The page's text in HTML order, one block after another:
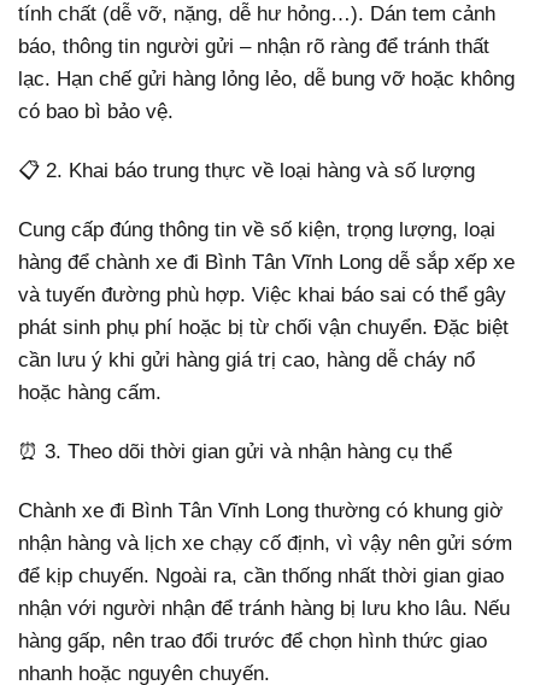
tính chất (dễ vỡ, nặng, dễ hư hỏng…). Dán tem cảnh
báo, thông tin người gửi – nhận rõ ràng để tránh thất
lạc. Hạn chế gửi hàng lỏng lẻo, dễ bung vỡ hoặc không
có bao bì bảo vệ.
📋 2. Khai báo trung thực về loại hàng và số lượng
Cung cấp đúng thông tin về số kiện, trọng lượng, loại
hàng để chành xe đi Bình Tân Vĩnh Long dễ sắp xếp xe
và tuyến đường phù hợp. Việc khai báo sai có thể gây
phát sinh phụ phí hoặc bị từ chối vận chuyển. Đặc biệt
cần lưu ý khi gửi hàng giá trị cao, hàng dễ cháy nổ
hoặc hàng cấm.
⏰ 3. Theo dõi thời gian gửi và nhận hàng cụ thể
Chành xe đi Bình Tân Vĩnh Long thường có khung giờ
nhận hàng và lịch xe chạy cố định, vì vậy nên gửi sớm
để kịp chuyến. Ngoài ra, cần thống nhất thời gian giao
nhận với người nhận để tránh hàng bị lưu kho lâu. Nếu
hàng gấp, nên trao đổi trước để chọn hình thức giao
nhanh hoặc nguyên chuyến.